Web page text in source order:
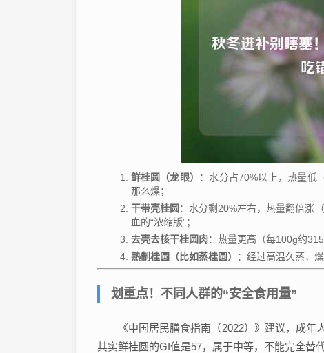
鲜桂圆（龙眼）
：水分占70%以上，热量低
那么燥；
干带壳桂圆 ：水分剩20%左右，热量翻倍涨
血的“浓缩版”；
去壳去核干桂圆肉：热量更高（每100g约
熟制桂圆（比如蒸桂圆）
：经过高温久蒸，
划重点！不同人群的“安全食用量”
《中国居民膳食指南（2022）》建议，成年
其实鲜桂圆的GI值是57，属于中等，不能完全替